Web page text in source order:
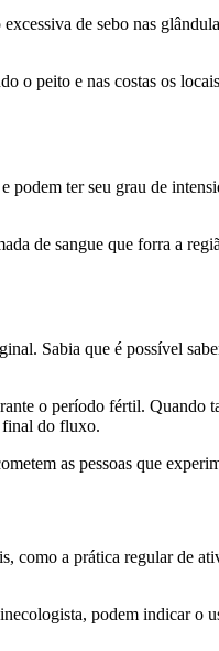
de sebo nas
o peito e nas costas os
ter seu grau de
de sangue que forra a
Sabia que é possível
o período fértil.
final do fluxo.
as pessoas que
como a prática regular de
podem indicar